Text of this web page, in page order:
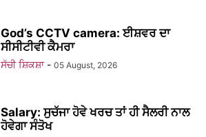
God’s CCTV camera: ਈਸ਼ਵਰ ਦਾ
ਸੀਸੀਟੀਵੀ ਕੈਮਰਾ
ਸੱਚੀ ਸ਼ਿਕਸ਼ਾ - 05 August, 2026
Salary: ਸੁਚੱਜਾ ਹੋਵੇ ਖਰਚ ਤਾਂ ਹੀ ਸੈਲਰੀ ਨਾਲ
ਹੋਵੇਗਾ ਸੰਤੋਖ